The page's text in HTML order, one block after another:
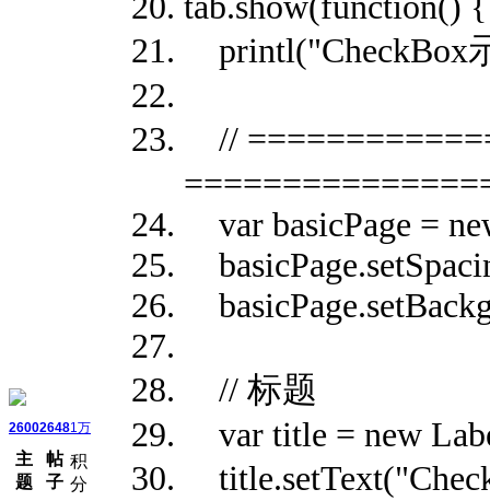
2600
主
题
2648
帖
子
1万
积
分
printl("CheckBox
//
var basicPage =
// 标题
var title = new